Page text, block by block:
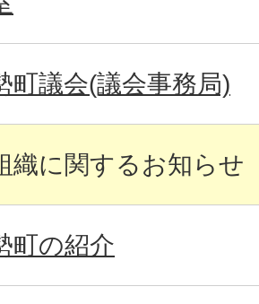
町議会(議会事務局)
織に関するお知らせ
町の紹介